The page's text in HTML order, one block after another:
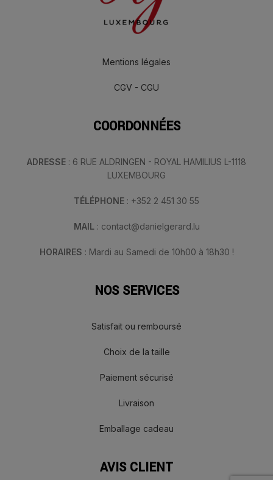
Mentions légales
CGV - CGU
COORDONNÉES
ADRESSE : 6 RUE ALDRINGEN - ROYAL HAMILIUS L-1118
LUXEMBOURG
TÉLÉPHONE : +352 2 451 30 55
MAIL : contact@danielgerard.lu
HORAIRES : Mardi au Samedi de 10h00 à 18h30 !
NOS SERVICES
Satisfait ou remboursé
Choix de la taille
Paiement sécurisé
Livraison
Emballage cadeau
AVIS CLIENT